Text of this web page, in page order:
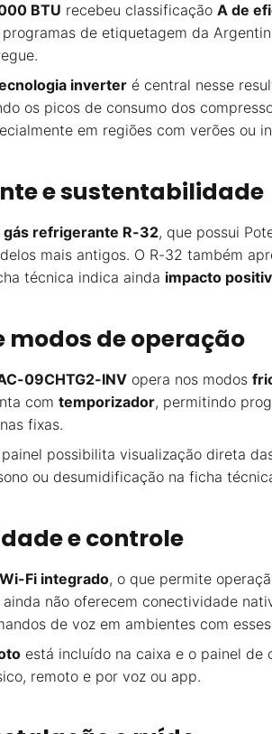
BTU recebeu classificação A de
programas de etiquetagem da
inverter é central nesse
os picos de consumo dos
em regiões com verões ou
e sustentabilidade
gás refrigerante R-32, que possui
mais antigos. O R-32 também
técnica indica ainda impacto
modos de operação
09CHTG2-INV opera nos modos
com temporizador, permitindo
fixas.
possibilita visualização direta
ou desumidificação na ficha
e controle
Wi-Fi integrado, o que permite
não oferecem conectividade
de voz em ambientes com
está incluído na caixa e o painel
remoto e por voz ou app.